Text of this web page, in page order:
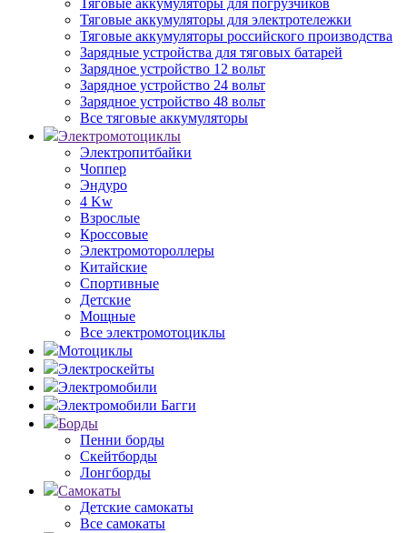
Тяговые аккумуляторы для погрузчиков
Тяговые аккумуляторы для электротележки
Тяговые аккумуляторы российского производства
Зарядные устройства для тяговых батарей
Зарядное устройство 12 вольт
Зарядное устройство 24 вольт
Зарядное устройство 48 вольт
Все тяговые аккумуляторы
Электромотоциклы
Электропитбайки
Чоппер
Эндуро
4 Kw
Взрослые
Кроссовые
Электромотороллеры
Китайские
Спортивные
Детские
Мощные
Все электромотоциклы
Мотоциклы
Электроскейты
Электромобили
Электромобили Багги
Борды
Пенни борды
Скейтборды
Лонгборды
Самокаты
Детские самокаты
Все самокаты